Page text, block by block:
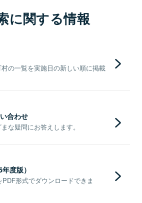
に関する情報
の一覧を実施日の新しい順に掲載
合わせ
な疑問にお答えします。
度版）
形式でダウンロードできま